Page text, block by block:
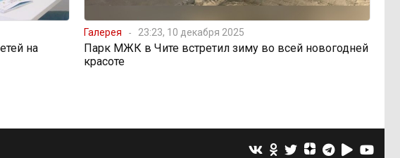
на
Галерея 23:23, 10 декабря 2025
Парк МЖК в Чите встретил зиму во всей новогодней
красоте